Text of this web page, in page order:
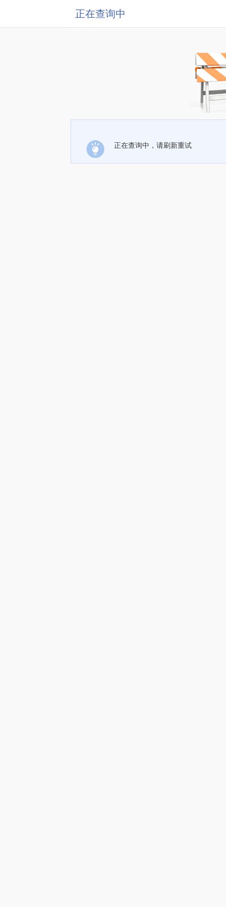
正在查询中
正在查询中，请刷新重试